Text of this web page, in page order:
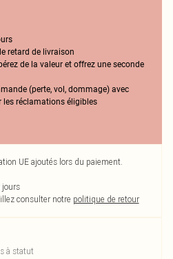
retard de livraison
de la valeur et offrez une seconde
(perte, vol, dommage) avec
réclamations éligibles
UE ajoutés lors du paiement.
jours
consulter notre politique de retour
à statut